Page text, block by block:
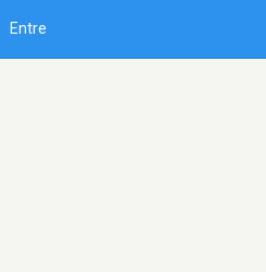
Entre